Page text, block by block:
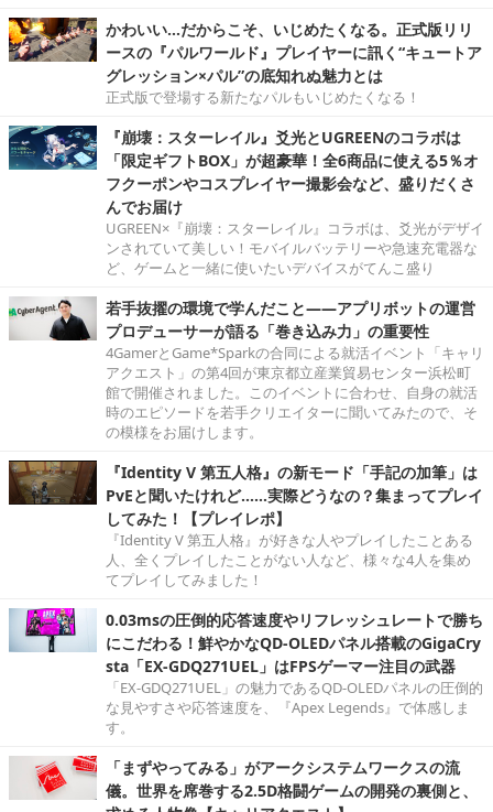
かわいい…だからこそ、いじめたくなる。正式版リリ
ースの『パルワールド』プレイヤーに訊く“キュートア
グレッション×パル”の底知れぬ魅力とは
正式版で登場する新たなパルもいじめたくなる！
『崩壊：スターレイル』爻光とUGREENのコラボは
「限定ギフトBOX」が超豪華！全6商品に使える5％オ
フクーポンやコスプレイヤー撮影会など、盛りだくさ
んでお届け
UGREEN×『崩壊：スターレイル』コラボは、爻光がデザイ
ンされていて美しい！モバイルバッテリーや急速充電器な
ど、ゲームと一緒に使いたいデバイスがてんこ盛り
若手抜擢の環境で学んだこと――アプリボットの運営
プロデューサーが語る「巻き込み力」の重要性
4GamerとGame*Sparkの合同による就活イベント「キャリ
アクエスト」の第4回が東京都立産業貿易センター浜松町
館で開催されました。このイベントに合わせ、自身の就活
時のエピソードを若手クリエイターに聞いてみたので、そ
の模様をお届けします。
『Identity V 第五人格』の新モード「手記の加筆」は
PvEと聞いたけれど……実際どうなの？集まってプレイ
してみた！【プレイレポ】
『Identity V 第五人格』が好きな人やプレイしたことある
人、全くプレイしたことがない人など、様々な4人を集め
てプレイしてみました！
0.03msの圧倒的応答速度やリフレッシュレートで勝ち
にこだわる！鮮やかなQD-OLEDパネル搭載のGigaCry
sta「EX-GDQ271UEL」はFPSゲーマー注目の武器
「EX-GDQ271UEL」の魅力であるQD-OLEDパネルの圧倒的
な見やすさや応答速度を、『Apex Legends』で体感しま
す。
「まずやってみる」がアークシステムワークスの流
儀。世界を席巻する2.5D格闘ゲームの開発の裏側と、